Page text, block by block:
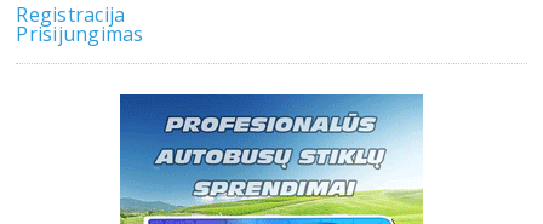
Registracija
Prisijungimas